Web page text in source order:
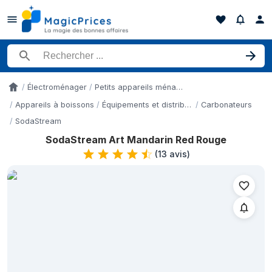
Rechercher un produit
AccueilÉlectroménager
Petits appareils ménagers
Appareils à boissons
Équipements et distributeurs de boissons
Carbonateurs
SodaStream
SodaStream Art Mandarin Red Rouge
(13 avis)
Historique des prix de SodaStream Art Mandarin Red Rouge
Date
4 mai 2026
99 €
99,99 €
99,99 €